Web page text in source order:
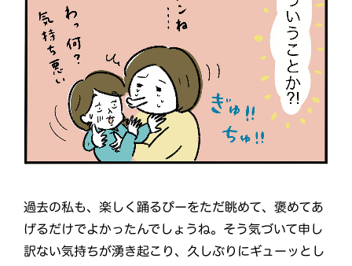
過去の私も、楽しく踊るぴーをただ眺めて、褒めてあ
げるだけでよかったんでしょうね。そう気づいて申し
訳ない気持ちが湧き起こり、久しぶりにギューッとし